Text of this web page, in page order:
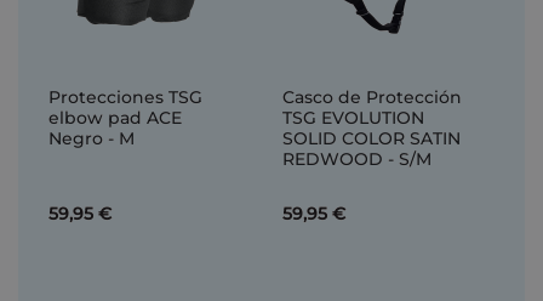
Protecciones TSG
elbow pad ACE
Negro - M
59,95 €
Casco de Protección
TSG EVOLUTION
SOLID COLOR SATIN
REDWOOD - S/M
59,95 €